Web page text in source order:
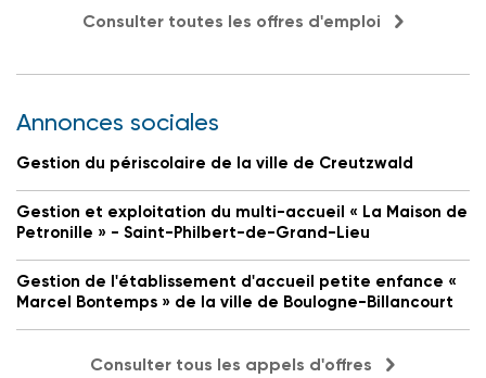
Consulter toutes les offres d'emploi
Annonces sociales
Gestion du périscolaire de la ville de Creutzwald
Gestion et exploitation du multi-accueil « La Maison de
Petronille » - Saint-Philbert-de-Grand-Lieu
Gestion de l'établissement d'accueil petite enfance «
Marcel Bontemps » de la ville de Boulogne-Billancourt
Consulter tous les appels d'offres